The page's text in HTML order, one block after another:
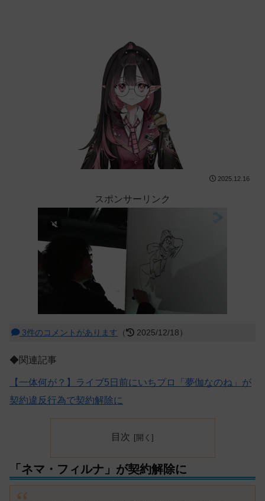
2025.12.16
スポンサーリンク
3件のコメントがあります （ 2025/12/18）
◆関連記事
【一体何が？】ライブ5日前にいちプロ「夢伽なのね」が
契約違反行為で契約解除に
目次
「ネマ・フィルナ」が契約解除に